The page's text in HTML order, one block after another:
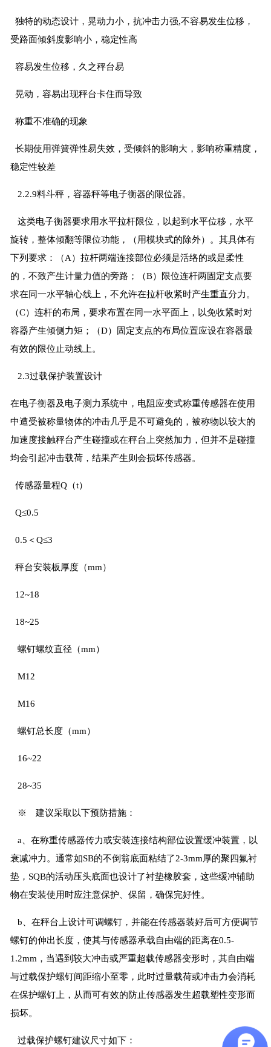
独特的动态设计，晃动力小，抗冲击力强,不容易发生位移，
受路面倾斜度影响小，稳定性高
容易发生位移，久之秤台易
晃动，容易出现秤台卡住而导致
称重不准确的现象
长期使用弹簧弹性易失效，受倾斜的影响大，影响称重精度，
稳定性较差
2.2.9料斗秤，容器秤等电子衡器的限位器。
这类电子衡器要求用水平拉杆限位，以起到水平位移，水平
旋转，整体倾翻等限位功能，（用模块式的除外）。其具体有
下列要求：（A）拉杆两端连接部位必须是活络的或是柔性
的，不致产生计量力值的旁路；（B）限位连杆两固定支点要
求在同一水平轴心线上，不允许在拉杆收紧时产生重直分力。
（C）连杆的布局，要求布置在同一水平面上，以免收紧时对
容器产生倾侧力矩；（D）固定支点的布局位置应设在容器最
有效的限位止动线上。
2.3过载保护装置设计
在电子衡器及电子测力系统中，电阻应变式称重传感器在使用
中遭受被称量物体的冲击几乎是不可避免的，被称物以较大的
加速度接触秤台产生碰撞或在秤台上突然加力，但并不是碰撞
均会引起冲击载荷，结果产生则会损坏传感器。
传感器量程Q（t）
Q≤0.5
0.5＜Q≤3
秤台安装板厚度（mm）
12~18
18~25
螺钉螺纹直径（mm）
M12
M16
螺钉总长度（mm）
16~22
28~35
※ 建议采取以下预防措施：
a、在称重传感器传力或安装连接结构部位设置缓冲装置，以
衰减冲力。通常如SB的不倒翁底面粘结了2-3mm厚的聚四氟衬
垫，SQB的活动压头底面也设计了衬垫橡胶套，这些缓冲辅助
物在安装使用时应注意保护、保留，确保完好性。
b、在秤台上设计可调螺钉，并能在传感器装好后可方便调节
螺钉的伸出长度，使其与传感器承载自由端的距离在0.5-
1.2mm，当遇到较大冲击或严重超载传感器变形时，其自由端
与过载保护螺钉间距缩小至零，此时过量载荷或冲击力会消耗
在保护螺钉上，从而可有效的防止传感器发生超载塑性变形而
损坏。
过载保护螺钉建议尺寸如下：